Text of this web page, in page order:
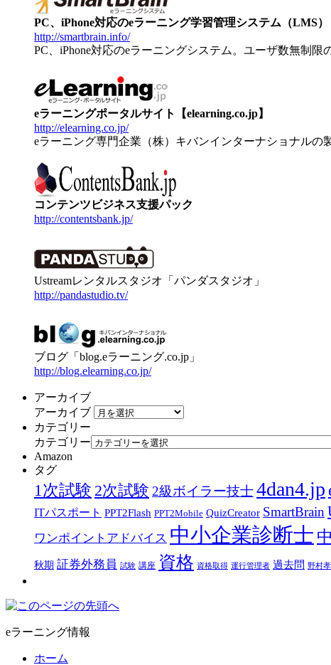
PC、iPhone対応のeラーニング学習管理システム（LMS）
http://smartbrain.info/
PC、iPhone対応のeラーニングシステム。ユーザ数無制限
eラーニングポータルサイト【elearning.co.jp】
http://elearning.co.jp/
eラーニング専門企業（株）キバンインターナショナルの
コンテンツビジネス支援パック
http://contentsbank.jp/
Ustreamレンタルスタジオ「パンダスタジオ」
http://pandastudio.tv/
ブログ「blog.eラーニング.co.jp」
http://blog.elearning.co.jp/
アーカイブ
アーカイブ
カテゴリー
カテゴリー
Amazon
タグ
1次試験 2次試験 2級ボイラー技士4dan4.jp
ITパスポート PPT2Flash PPT2Mobile QuizCreator SmartBrain
ワンポイントアドバイス 中小企業診断士
秋期 証券外務員 試験 講座 資格 資格取得 運行管理者 過去問 野村
eラーニング情報
ホーム